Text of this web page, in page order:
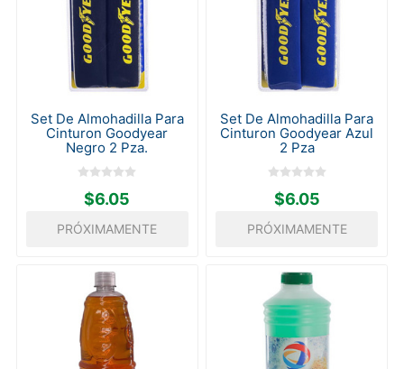
Set De Almohadilla Para
Cinturon Goodyear
Negro 2 Pza.
$6.05
PRÓXIMAMENTE
Set De Almohadilla Para
Cinturon Goodyear Azul
2 Pza
$6.05
PRÓXIMAMENTE